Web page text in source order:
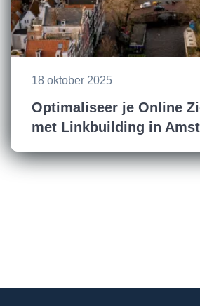
18 oktober 2025
Optimaliseer je Online
met Linkbuilding in